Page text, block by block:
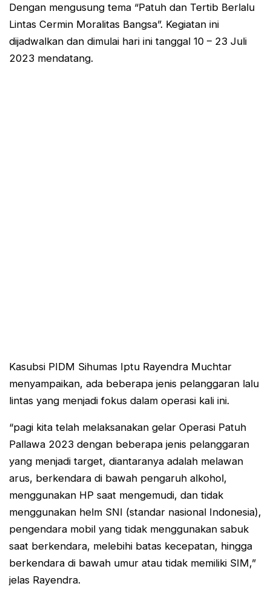
Dengan mengusung tema “Patuh dan Tertib Berlalu
Lintas Cermin Moralitas Bangsa”. Kegiatan ini
dijadwalkan dan dimulai hari ini tanggal 10 – 23 Juli
2023 mendatang.
Kasubsi PIDM Sihumas Iptu Rayendra Muchtar
menyampaikan, ada beberapa jenis pelanggaran lalu
lintas yang menjadi fokus dalam operasi kali ini.
“pagi kita telah melaksanakan gelar Operasi Patuh
Pallawa 2023 dengan beberapa jenis pelanggaran
yang menjadi target, diantaranya adalah melawan
arus, berkendara di bawah pengaruh alkohol,
menggunakan HP saat mengemudi, dan tidak
menggunakan helm SNI (standar nasional Indonesia),
pengendara mobil yang tidak menggunakan sabuk
saat berkendara, melebihi batas kecepatan, hingga
berkendara di bawah umur atau tidak memiliki SIM,”
jelas Rayendra.